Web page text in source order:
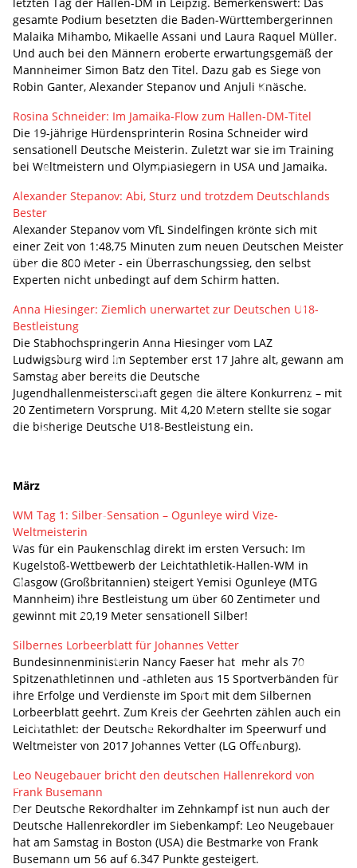
letzten Tag der Hallen-DM in Leipzig. Bemerkenswert: Das
gesamte Podium besetzten die Baden-Württembergerinnen
Malaika Mihambo, Mikaelle Assani und Laura Raquel Müller.
Und auch bei den Männern eroberte erwartungsgemäß der
Mannheimer Simon Batz den Titel. Dazu gab es Siege von
Robin Ganter, Alexander Stepanov und Anjuli Knäsche.
Rosina Schneider: Im Jamaika-Flow zum Hallen-DM-Titel
Die 19-jährige Hürdensprinterin Rosina Schneider wird
sensationell Deutsche Meisterin. Zuletzt war sie im Training
bei Weltmeistern und Olympiasiegern in USA und Jamaika.
Alexander Stepanov: Abi, Sturz und trotzdem Deutschlands
Bester
Alexander Stepanov vom VfL Sindelfingen krönte sich mit
einer Zeit von 1:48,75 Minuten zum neuen Deutschen Meister
über die 800 Meter - ein Überraschungssieg, den selbst
Experten nicht unbedingt auf dem Schirm hatten.
Anna Hiesinger: Ziemlich unerwartet zur Deutschen U18-
Bestleistung
Die Stabhochspringerin Anna Hiesinger vom LAZ
Ludwigsburg wird im September erst 17 Jahre alt, gewann am
Samstag aber bereits die Deutsche
Jugendhallenmeisterschaft gegen die ältere Konkurrenz – mit
20 Zentimetern Vorsprung. Mit 4,20 Metern stellte sie sogar
die bisherige Deutsche U18-Bestleistung ein.
März
WM Tag 1: Silber-Sensation – Ogunleye wird Vize-
Weltmeisterin
Was für ein Paukenschlag direkt im ersten Versuch: Im
Kugelstoß-Wettbewerb der Leichtathletik-Hallen-WM in
Glasgow (Großbritannien) steigert Yemisi Ogunleye (MTG
Mannheim) ihre Bestleistung um über 60 Zentimeter und
gewinnt mit 20,19 Meter sensationell Silber!
Silbernes Lorbeerblatt für Johannes Vetter
Bundesinnenministerin Nancy Faeser hat mehr als 70
Spitzenathletinnen und -athleten aus 15 Sportverbänden für
ihre Erfolge und Verdienste im Sport mit dem Silbernen
Lorbeerblatt geehrt. Zum Kreis der Geehrten zählen auch ein
Leichtathlet: der Deutsche Rekordhalter im Speerwurf und
Weltmeister von 2017 Johannes Vetter (LG Offenburg).
Leo Neugebauer bricht den deutschen Hallenrekord von
Frank Busemann
Der Deutsche Rekordhalter im Zehnkampf ist nun auch der
Deutsche Hallenrekordler im Siebenkampf: Leo Neugebauer
hat am Samstag in Boston (USA) die Bestmarke von Frank
Busemann um 56 auf 6.347 Punkte gesteigert.